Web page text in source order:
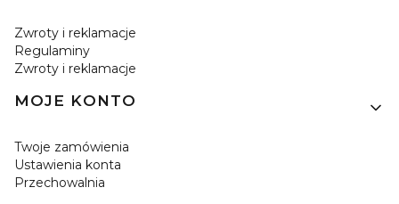
Zwroty i reklamacje
Regulaminy
Zwroty i reklamacje
MOJE KONTO
Twoje zamówienia
Ustawienia konta
Przechowalnia